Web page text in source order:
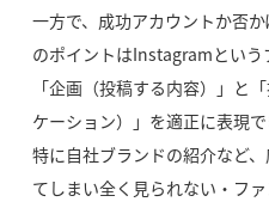
一方で、成功アカウントか否
のポイントはInstagramとい
「企画（投稿する内容）」と
ケーション）」を適正に表現
特に自社ブランドの紹介など
てしまい全く見られない・フ